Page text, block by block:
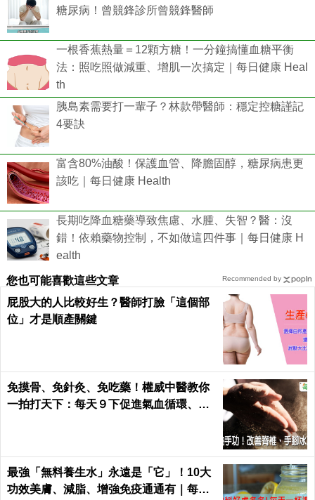
糖尿病！曾競鋒診所曾競鋒醫師
一根香蕉熱量＝12顆方糖！一分鐘搞懂血糖平衡
法：照吃照做減重、增肌一次搞定｜每日健康 Heal
th
胰島素需要打一輩子？林款帶醫師：穩定控糖謹記
4要訣
富含80%油酸！保護血管、降膽固醇，糖尿病患更
該吃｜每日健康 Health
長期吃降血糖藥導致焦慮、水腫、失智？醫：沒
錯！依賴藥物控制，不如做這四件事｜每日健康 H
ealth
您也可能喜歡這些文章
屁股大的人比較好生？醫師打臉「這個部
位」才是順產關鍵
免摸骨、免針灸、免吃藥！權威中醫教你
一拍打天下：每天９下促進氣血循環、活
最強「無料養生水」永遠是「它」！10大
功效美膚、減脂、增強免疫通通有｜每日
Recommended by